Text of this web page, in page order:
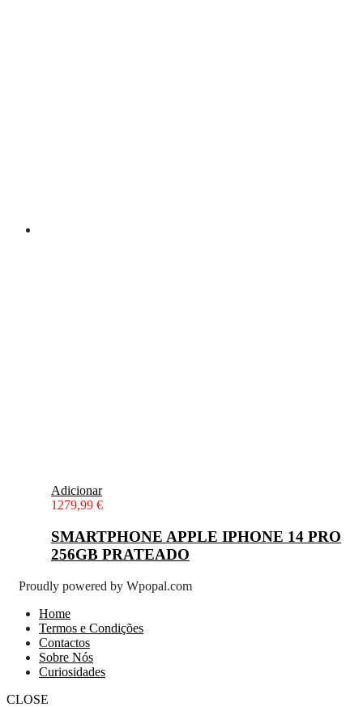
Adicionar
1279,99 €
SMARTPHONE APPLE IPHONE 14 PRO
256GB PRATEADO
Proudly powered by Wpopal.com
Home
Termos e Condições
Contactos
Sobre Nós
Curiosidades
CLOSE